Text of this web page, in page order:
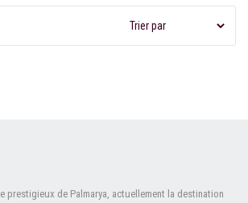
prestigieux de Palmarya, actuellement la destination